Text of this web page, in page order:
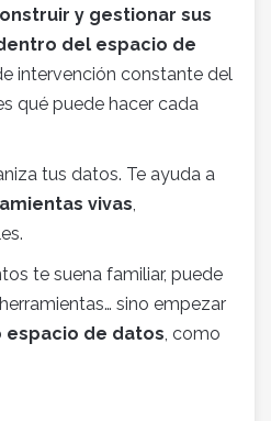
y gestionar sus
del espacio de
intervención constante del
qué puede hacer cada
tus datos. Te ayuda a
vivas,
te suena familiar, puede
sino empezar
de datos, como